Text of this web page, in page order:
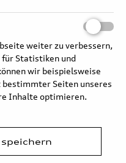
weiter zu verbessern,
Statistiken und
wir beispielsweise
bestimmter Seiten unseres
Inhalte optimieren.